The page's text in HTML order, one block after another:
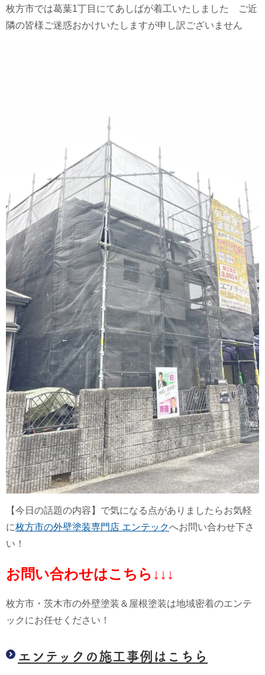
枚方市では葛葉1丁目にてあしばが着工いたしました ご近
隣の皆様ご迷惑おかけいたしますが申し訳ございません
【今日の話題の内容】で気になる点がありましたらお気軽
に枚方市の外壁塗装専門店 エンテックへお問い合わせ下さ
い！
お問い合わせはこちら↓↓↓
枚方市・茨木市の外壁塗装＆屋根塗装は地域密着のエンテ
ックにお任せください！
エンテックの施工事例はこちら